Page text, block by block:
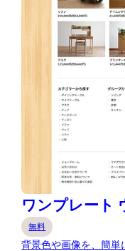
ワンプレート
無料
背景色や画像を、簡単